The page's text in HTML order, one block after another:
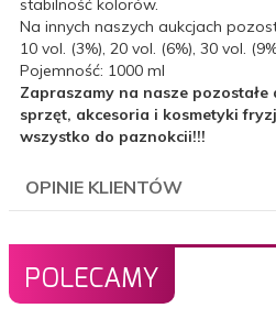
stabilność kolorów.
Na innych naszych aukcjach
10 vol. (3%), 20 vol. (6%), 30 vol.
Pojemność: 1000 ml
Zapraszamy na nasze
sprzęt, akcesoria i kosmetyki
wszystko do paznokcii!!!
OPINIE KLIENTÓW
POLECAMY